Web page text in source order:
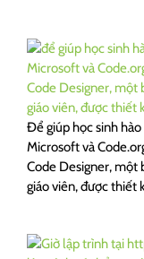
Để giúp học sinh
Microsoft và
Code Designer, một
giáo viên, được thiết